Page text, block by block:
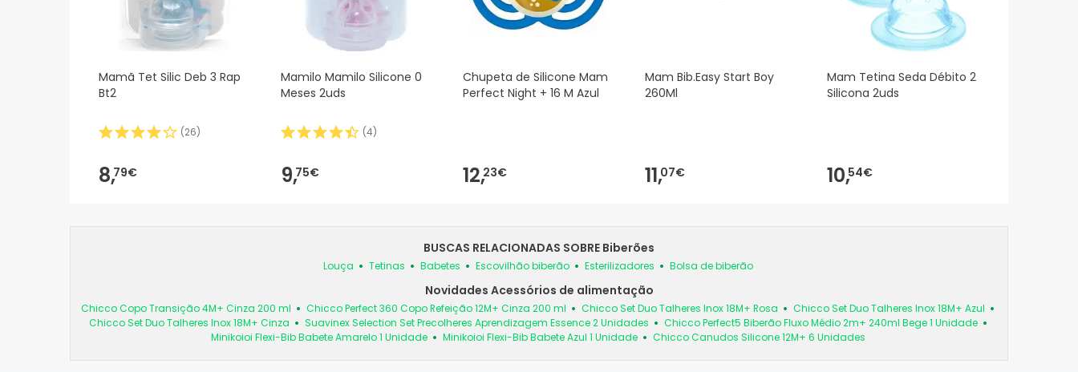
Mamã Tet Silic Deb 3 Rap
Bt2
(26)
8,79€
Mamilo Mamilo Silicone 0
Meses 2uds
(4)
9,75€
Chupeta de Silicone Mam
Perfect Night + 16 M Azul
12,23€
Mam Bib.Easy Start Boy
260Ml
11,07€
Mam Tetina Seda Débito 2
Silicona 2uds
10,54€
BUSCAS RELACIONADAS SOBRE Biberões
Louça Tetinas Babetes Escovilhão biberão Esterilizadores Bolsa de biberão
Novidades Acessórios de alimentação
Chicco Copo Transição 4M+ Cinza 200 ml Chicco Perfect 360 Copo Refeição 12M+ Cinza 200 ml Chicco Set Duo Talheres Inox 18M+ Rosa
Chicco Set Duo Talheres Inox 18M+ Azul
Chicco Set Duo Talheres Inox 18M+ Cinza
Suavinex Selection Set Precolheres Aprendizagem Essence 2 Unidades
Chicco Perfect5 Biberão Fluxo Médio 2m+ 240ml Bege 1 Unidade
Minikoioi Flexi-Bib Babete Amarelo 1 Unidade
Minikoioi Flexi-Bib Babete Azul 1 Unidade Chicco Canudos Silicone 12M+ 6 Unidades